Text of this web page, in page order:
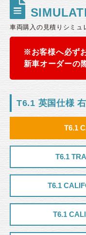
車両購入の見積りシミュ
※お客様へ必ず
新車オーダーの
T6.1 英国仕様
T6.1
T6.1
T6.1
T6.1